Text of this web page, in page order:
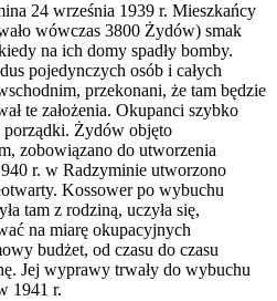
24 września 1939 r. Mieszkańcy
wówczas 3800 Żydów) smak
na ich domy spadły bomby.
pojedynczych osób i całych
przekonani, że tam będzie
te założenia. Okupanci szybko
Żydów objęto
zobowiązano do utworzenia
r. w Radzyminie utworzono
Kossower po wybuchu
tam z rodziną, uczyła się,
na miarę okupacyjnych
budżet, od czasu do czasu
Jej wyprawy trwały do wybuchu
1941 r.